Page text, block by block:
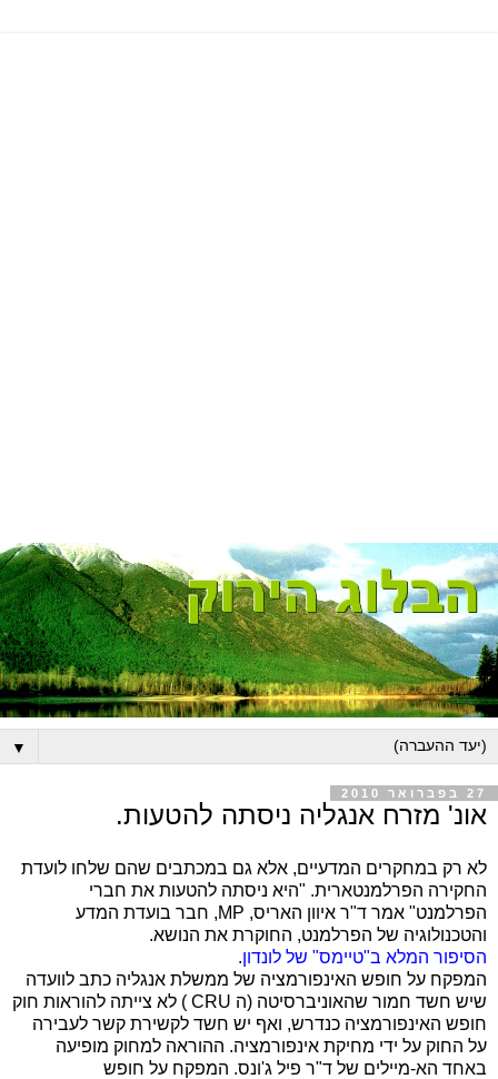
▼
27 בפברואר 2010
אונ' מזרח אנגליה ניסתה להטעות.
לא רק במחקרים המדעיים, אלא גם במכתבים שהם שלחו לועדת
החקירה הפרלמנטארית. "היא ניסתה להטעות את חברי
הפרלמנט" אמר ד"ר איוון האריס, MP, חבר בועדת המדע
והטכנולוגיה של הפרלמנט, החוקרת את הנושא.
הסיפור המלא ב"טיימס" של לונדון.
המפקח על חופש האינפורמציה של ממשלת אנגליה כתב לוועדה
שיש חשד חמור שהאוניברסיטה (ה CRU ) לא צייתה להוראות חוק
חופש האינפורמציה כנדרש, ואף יש חשד לקשירת קשר לעבירה
על החוק על ידי מחיקת אינפורמציה. ההוראה למחוק מופיעה
באחד הא-מיילים של ד"ר פיל ג'ונס. המפקח על חופש